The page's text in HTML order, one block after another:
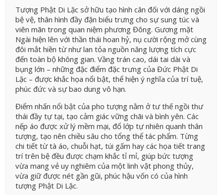
Tượng Phật Di Lặc sở hữu tạo hình cân đối với dáng ngồi
bệ vệ, thân hình đầy đặn biểu trưng cho sự sung túc và
viên mãn trong quan niệm phương Đông. Gương mặt
Ngài hiện lên với thần thái hoan hỷ, nụ cười rộng mở cùng
đôi mắt hiền từ như lan tỏa nguồn năng lượng tích cực
đến toàn bộ không gian. Vầng trán cao, dái tai dài và
bụng lớn – những đặc điểm đặc trưng của Đức Phật Di
Lặc – được khắc họa nổi bật, thể hiện ý nghĩa của trí tuệ,
phúc đức và sự bao dung vô hạn.
Điểm nhấn nổi bật của pho tượng nằm ở tư thế ngồi thư
thái đầy tự tại, tạo cảm giác vững chãi và bình yên. Các
nếp áo được xử lý mềm mại, đổ lớp tự nhiên quanh thân
tượng, tạo nên chiều sâu cho tổng thể tác phẩm. Từng
chi tiết từ tà áo, chuỗi hạt, túi gấm hay các họa tiết trang
trí trên bệ đều được chạm khắc tỉ mỉ, giúp bức tượng
vừa mang vẻ uy nghiêm của một linh vật phong thủy,
vừa giữ được nét gần gũi, phúc hậu vốn có của hình
tượng Phật Di Lặc.